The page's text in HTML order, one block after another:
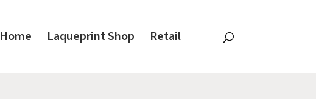
Home Laqueprint Shop Retail